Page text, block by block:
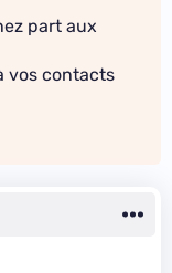
part aux
vos contacts